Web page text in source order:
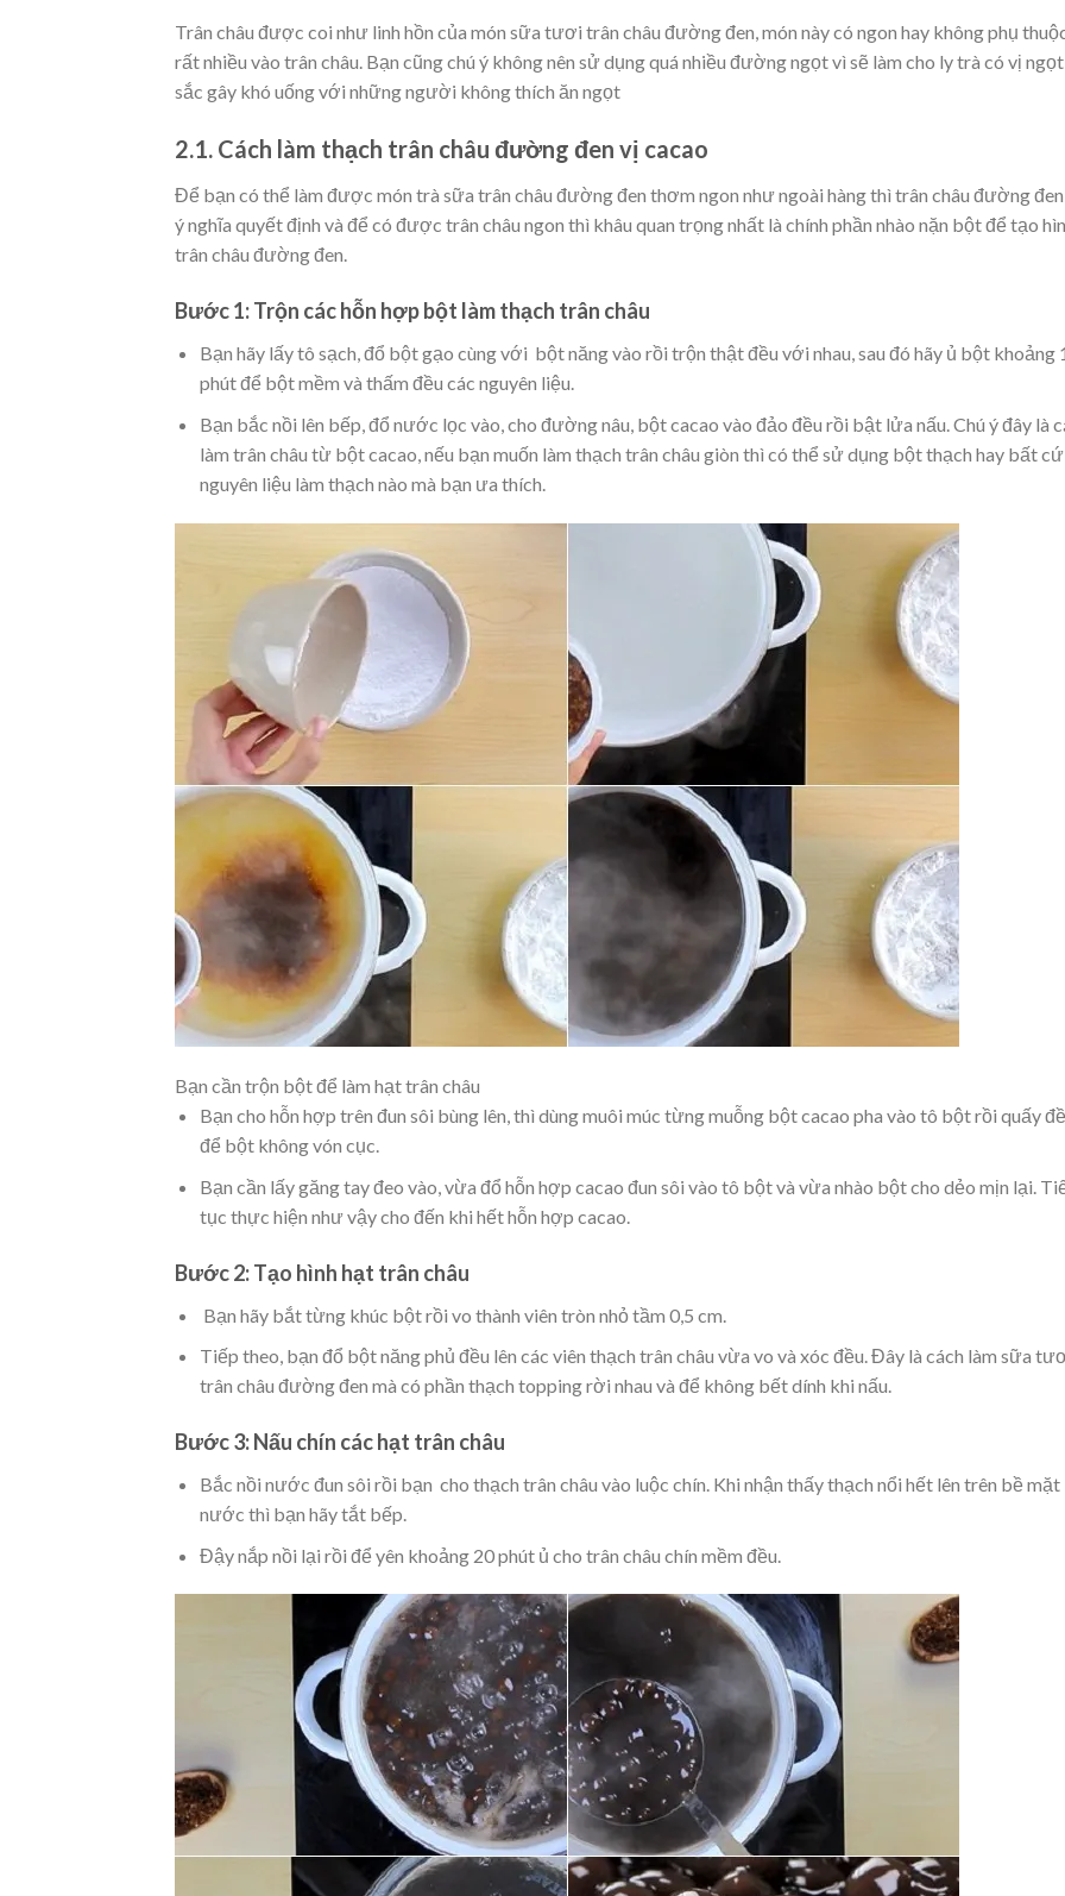
Trân châu được coi như linh hồn của món sữa tươi trân châu đường đen, món này có ngon hay không phụ
rất nhiều vào trân châu. Bạn cũng chú ý không nên sử dụng quá nhiều đường ngọt vì sẽ làm cho ly trà có vị ngọt
sắc gây khó uống với những người không thích ăn ngọt
2.1. Cách làm thạch trân châu đường đen vị cacao
Để bạn có thể làm được món trà sữa trân châu đường đen thơm ngon như ngoài hàng thì trân châu đường
ý nghĩa quyết định và để có được trân châu ngon thì khâu quan trọng nhất là chính phần nhào nặn bột để tạo
trân châu đường đen.
Bước 1: Trộn các hỗn hợp bột làm thạch trân châu
Bạn hãy lấy tô sạch, đổ bột gạo cùng với bột năng vào rồi trộn thật đều với nhau, sau đó hãy ủ bột khoảng
phút để bột mềm và thấm đều các nguyên liệu.
Bạn bắc nồi lên bếp, đổ nước lọc vào, cho đường nâu, bột cacao vào đảo đều rồi bật lửa nấu. Chú ý đây là
làm trân châu từ bột cacao, nếu bạn muốn làm thạch trân châu giòn thì có thể sử dụng bột thạch hay bất cứ
nguyên liệu làm thạch nào mà bạn ưa thích.
Bạn cần trộn bột để làm hạt trân châu
Bạn cho hỗn hợp trên đun sôi bùng lên, thì dùng muôi múc từng muỗng bột cacao pha vào tô bột rồi quấy
để bột không vón cục.
Bạn cần lấy găng tay đeo vào, vừa đổ hỗn hợp cacao đun sôi vào tô bột và vừa nhào bột cho dẻo mịn lại.
tục thực hiện như vậy cho đến khi hết hỗn hợp cacao.
Bước 2: Tạo hình hạt trân châu
Bạn hãy bắt từng khúc bột rồi vo thành viên tròn nhỏ tầm 0,5 cm.
Tiếp theo, bạn đổ bột năng phủ đều lên các viên thạch trân châu vừa vo và xóc đều. Đây là cách làm sữa
trân châu đường đen mà có phần thạch topping rời nhau và để không bết dính khi nấu.
Bước 3: Nấu chín các hạt trân châu
Bắc nồi nước đun sôi rồi bạn cho thạch trân châu vào luộc chín. Khi nhận thấy thạch nổi hết lên trên bề mặt
nước thì bạn hãy tắt bếp.
Đậy nắp nồi lại rồi để yên khoảng 20 phút ủ cho trân châu chín mềm đều.